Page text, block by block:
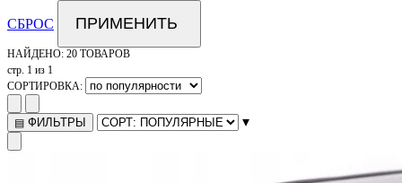
СБРОС ПРИМЕНИТЬ
НАЙДЕНО: 20 ТОВАРОВ
стр. 1 из 1
СОРТИРОВКА:
▤ ФИЛЬТРЫ ▾